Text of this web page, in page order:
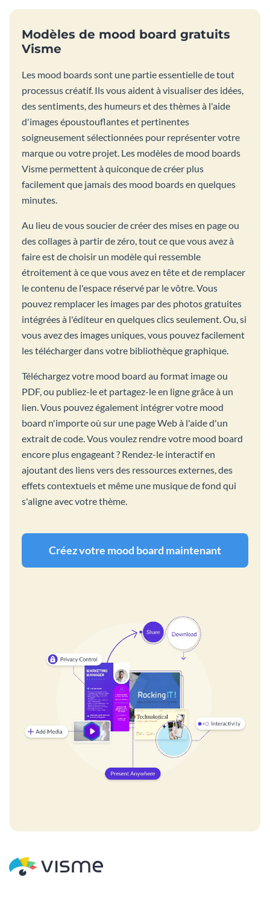
Modèles de mood board gratuits
Visme
Les mood boards sont une partie essentielle de tout
processus créatif. Ils vous aident à visualiser des idées,
des sentiments, des humeurs et des thèmes à l'aide
d'images époustouflantes et pertinentes
soigneusement sélectionnées pour représenter votre
marque ou votre projet. Les modèles de mood boards
Visme permettent à quiconque de créer plus
facilement que jamais des mood boards en quelques
minutes.
Au lieu de vous soucier de créer des mises en page ou
des collages à partir de zéro, tout ce que vous avez à
faire est de choisir un modèle qui ressemble
étroitement à ce que vous avez en tête et de remplacer
le contenu de l'espace réservé par le vôtre. Vous
pouvez remplacer les images par des photos gratuites
intégrées à l'éditeur en quelques clics seulement. Ou, si
vous avez des images uniques, vous pouvez facilement
les télécharger dans votre bibliothèque graphique.
Téléchargez votre mood board au format image ou
PDF, ou publiez-le et partagez-le en ligne grâce à un
lien. Vous pouvez également intégrer votre mood
board n'importe où sur une page Web à l'aide d'un
extrait de code. Vous voulez rendre votre mood board
encore plus engageant ? Rendez-le interactif en
ajoutant des liens vers des ressources externes, des
effets contextuels et même une musique de fond qui
s'aligne avec votre thème.
Créez votre mood board maintenant